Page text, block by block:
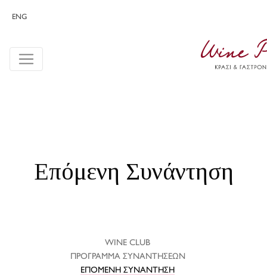
ENG
Επόμενη Συνάντηση
WINE CLUB
ΠΡΟΓΡΑΜΜΑ ΣΥΝΑΝΤΗΣΕΩΝ
ΕΠΟΜΕΝΗ ΣΥΝΑΝΤΗΣΗ